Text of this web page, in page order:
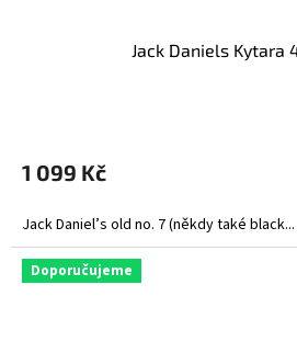
Jack Daniels Kytara
1 099 Kč
Jack Daniel’s old no. 7 (někdy také black...
Doporučujeme